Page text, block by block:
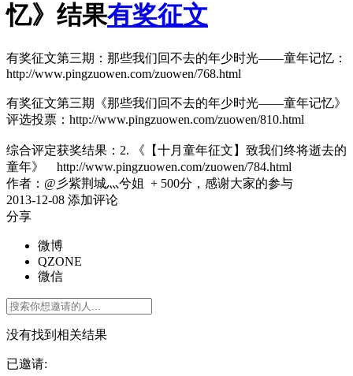
忆》结果有奖征文
有奖征文第三期：那些我们回不去的年少时光——童年记忆：
http://www.pingzuowen.com/zuowen/768.html
有奖征文第三期《那些我们回不去的年少时光——童年记忆》
评选投票：http://www.pingzuowen.com/zuowen/810.html
综合评定获奖结果：2. 《【十月童年征文】致我们终将逝去的
童年》 http://www.pingzuowen.com/zuowen/784.html
作者：@彡紫荆城灬兮姐 + 500分，感谢大家的参与
2013-12-08 添加评论
分享
微博
QZONE
微信
没有找到相关结果
已邀请: